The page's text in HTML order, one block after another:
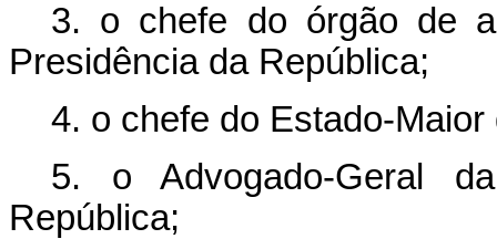
3. o chefe do órgão de
Presidência da República;
4. o chefe do Estado-
5. o Advogado-Geral
República;